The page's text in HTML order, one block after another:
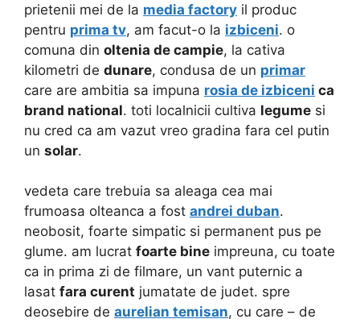
prietenii mei de la media factory il produc
pentru prima tv, am facut-o la izbiceni. o
comuna din oltenia de campie, la cativa
kilometri de dunare, condusa de un primar
care are ambitia sa impuna rosia de izbiceni ca
brand national. toti localnicii cultiva legume si
nu cred ca am vazut vreo gradina fara cel putin
un solar.
vedeta care trebuia sa aleaga cea mai
frumoasa olteanca a fost andrei duban.
neobosit, foarte simpatic si permanent pus pe
glume. am lucrat foarte bine impreuna, cu toate
ca in prima zi de filmare, un vant puternic a
lasat fara curent jumatate de judet. spre
deosebire de aurelian temisan, cu care – de